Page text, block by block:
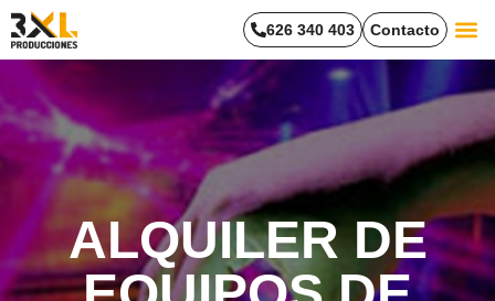
626 340 403 Contacto
ALQUILER DE